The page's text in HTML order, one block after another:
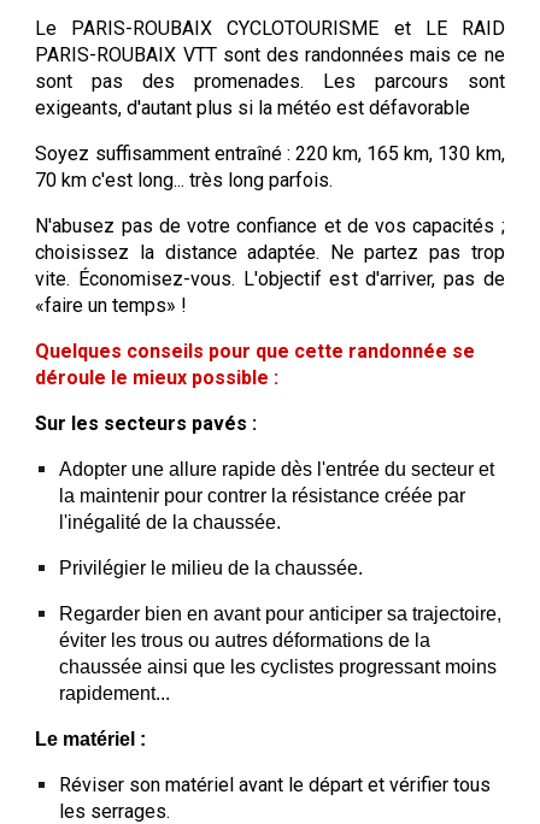
Le PARIS-ROUBAIX CYCLOTOURISME etLE RAID
PARIS-ROUBAIX VTT sont des randonnées mais ce ne
sontpasdes promenades. Les parcours sont
exigeants, d'autant plus si la météo est défavorable
Soyez suffisamment entraîné : 220 km, 165 km, 130 km,
70 km c'est long... très long parfois.
N'abusez pas de votre confiance et de vos capacités ;
choisissez la distance adaptée. Ne partez pas trop
vite. Économisez-vous. L'objectif est d'arriver, pas de
«faire un temps» !
Quelques conseils pour que cette randonnée se
déroule le mieux possible :
Sur les secteurs pavés :
Adopter une allure rapide dès l'entrée du secteur et
la maintenir pour contrer la résistance créée par
l'inégalité de la chaussée.
Privilégier le milieu de la chaussée.
Regarder bien en avant pour anticiper sa trajectoire,
éviter les trous ou autres déformations de la
chaussée ainsi que les cyclistes progressant moins
rapidement...
Le matériel :
Réviser son matériel avant le départ et vérifier tous
les serrages.